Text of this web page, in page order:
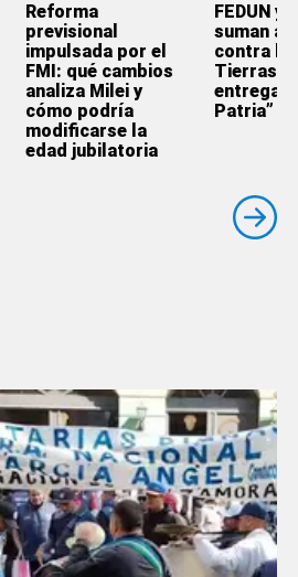
Reforma
previsional
impulsada por el
FMI: qué cambios
analiza Milei y
cómo podría
modificarse la
edad jubilatoria
FEDUN y
suman a
contra la
Tierras:
entrega
Patria”